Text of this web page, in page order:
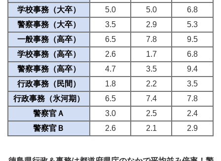
学校事務（大卒）
5.0 5.0
6.8
警察事務（大卒）
3.5 2.9
5.3
一般事務（高卒）
6.5 7.8
9.5
学校事務（高卒）
2.6 1.7
6.8
警察事務（高卒）
4.7 3.5
9.4
行政事務（民間）
1.8 2.2
3.5
行政事務（氷河期）
6.5 7.4
7.8
警察官Ａ
3.0 2.5
2.4
警察官Ｂ
2.6 2.1 2.9